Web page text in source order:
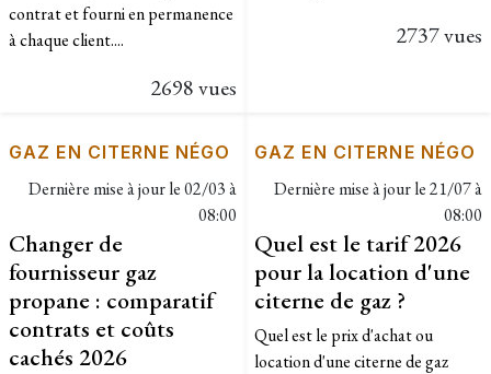
contrat et fourni en permanence
à chaque client....
2698 vues
2737 vues
GAZ EN CITERNE NÉGO
Dernière mise à jour le02/03 à
08:00
Changer de
fournisseur gaz
propane : comparatif
contrats et coûts
cachés 2026
GAZ EN CITERNE NÉGO
Dernière mise à jour le21/07 à
08:00
Quel est le tarif 2026
pour la location d'une
citerne de gaz ?
Quel est le prix d'achat ou
location d'une citerne de gaz